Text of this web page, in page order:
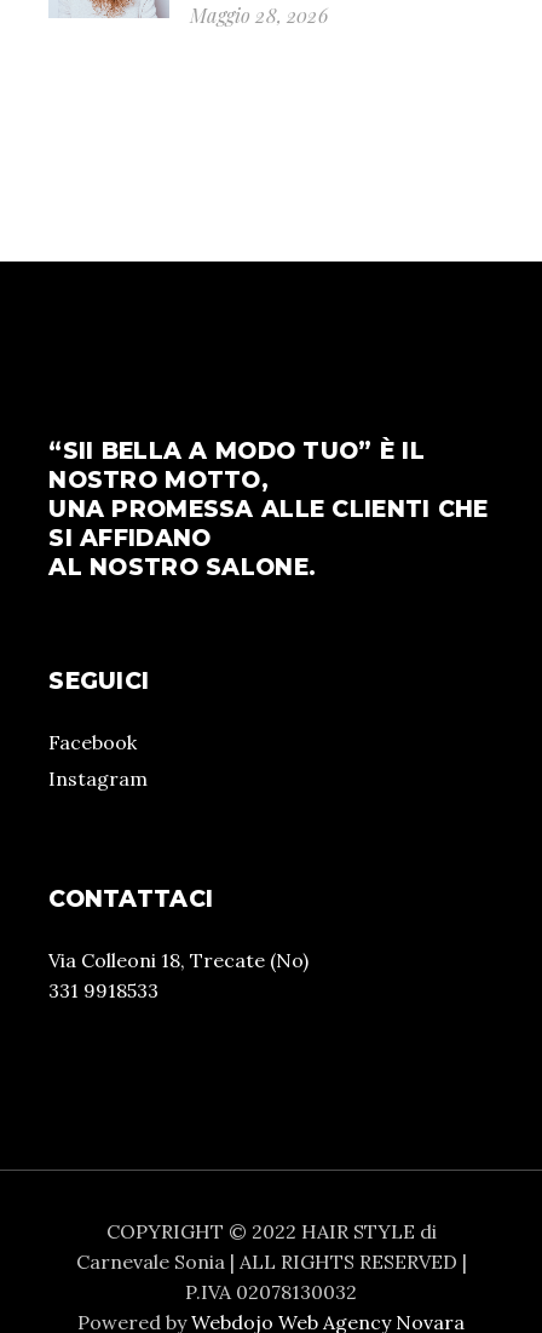
Maggio 28, 2026
“SII BELLA A MODO TUO” È IL
NOSTRO MOTTO,
UNA PROMESSA ALLE CLIENTI CHE
SI AFFIDANO
AL NOSTRO SALONE.
SEGUICI
Facebook
Instagram
CONTATTACI
Via Colleoni 18, Trecate (No)
331 9918533
COPYRIGHT © 2022 HAIR STYLE di
Carnevale Sonia | ALL RIGHTS RESERVED |
P.IVA 02078130032
Powered byWebdojo Web Agency Novara